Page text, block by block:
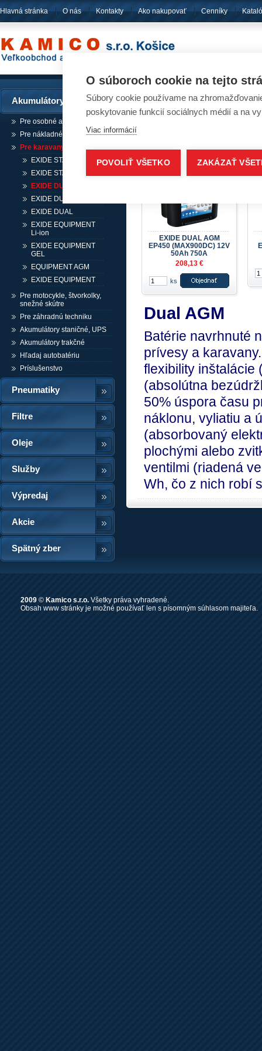
Hlavná stránka O nás Kontakty Ako nakupovať Cenníky
Akumulátory
Pre osobné automobily
Pre nákladné automobily
Pre karavany, lode, stroje
EXIDE START AGM
EXIDE START
EXIDE DUAL AGM
EXIDE DUAL EFB
EXIDE DUAL
EXIDE EQUIPMENT
Li-ion
EXIDE EQUIPMENT
GEL
EQUIPMENT AGM
EXIDE EQUIPMENT
Pre motocykle, štvorkolky,
snežné skútre
Pre záhradnú techniku
Akumulátory staničné, UPS
Akumulátory trakčné
Hľadaj autobatériu
Príslušenstvo
Pneumatiky
Filtre
Oleje
Služby
Výpredaj
Akcie
Spätný zber
Akumulátory -
EXIDE DUAL AGM
EP450 (MAX900DC) 12V
50Ah 750A
208,13 €
ks
Dual AGM
Batérie navrhnuté
prívesy a
flexibility inštalácie
(absolútna
50% úspora času
náklonu, vyliatiu a
(absorbovaný
plochými alebo
ventilmi (riadená
Wh, čo z nich robí
2009 © Kamico s.r.o. Všetky práva vyhradené.
Obsah www stránky je možné používať len s písomným súhlasom majiteľa.
O súboroch cookie na tejto
Súbory cookie používame na
poskytovanie funkcií sociálnych médií a na
Viac informácií
POVOLIŤ VŠETKO ZAKÁZAŤ